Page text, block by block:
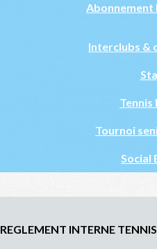
Abonnement
Interclubs &
Tennis
Tournoi
Social
REGLEMENT INTERNE